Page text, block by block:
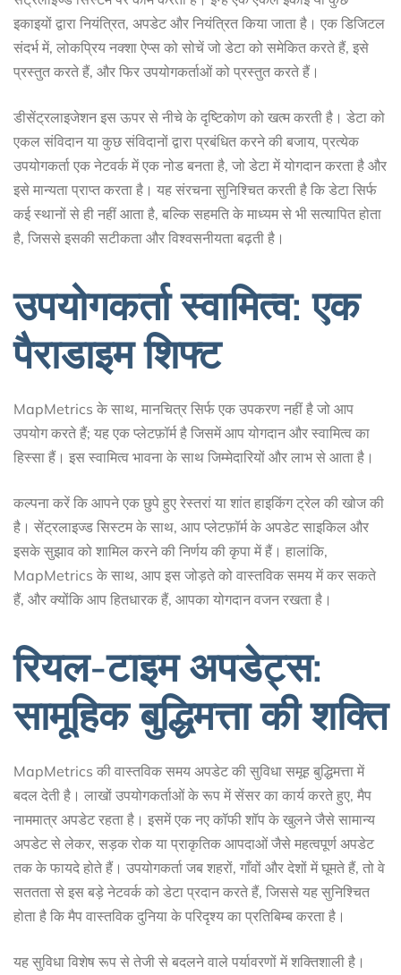
इकाइयों द्वारा नियंत्रित, अपडेट और नियंत्रित किया जाता है। एक डिजिटल
संदर्भ में, लोकप्रिय नक्शा ऐप्स को सोचें जो डेटा को समेकित करते हैं, इसे
प्रस्तुत करते हैं, और फिर उपयोगकर्ताओं को प्रस्तुत करते हैं।
डीसेंट्रलाइजेशन इस ऊपर से नीचे के दृष्टिकोण को खत्म करती है। डेटा को
एकल संविदान या कुछ संविदानों द्वारा प्रबंधित करने की बजाय, प्रत्येक
उपयोगकर्ता एक नेटवर्क में एक नोड बनता है, जो डेटा में योगदान करता है और
इसे मान्यता प्राप्त करता है। यह संरचना सुनिश्चित करती है कि डेटा सिर्फ
कई स्थानों से ही नहीं आता है, बल्कि सहमति के माध्यम से भी सत्यापित होता
है, जिससे इसकी सटीकता और विश्वसनीयता बढ़ती है।
उपयोगकर्ता स्वामित्व: एक
पैराडाइम शिफ्ट
MapMetrics के साथ, मानचित्र सिर्फ एक उपकरण नहीं है जो आप
उपयोग करते हैं; यह एक प्लेटफ़ॉर्म है जिसमें आप योगदान और स्वामित्व का
हिस्सा हैं। इस स्वामित्व भावना के साथ जिम्मेदारियों और लाभ से आता है।
कल्पना करें कि आपने एक छुपे हुए रेस्तरां या शांत हाइकिंग ट्रेल की खोज की
है। सेंट्रलाइज्ड सिस्टम के साथ, आप प्लेटफ़ॉर्म के अपडेट साइकिल और
इसके सुझाव को शामिल करने की निर्णय की कृपा में हैं। हालांकि,
MapMetrics के साथ, आप इस जोड़ते को वास्तविक समय में कर सकते
हैं, और क्योंकि आप हितधारक हैं, आपका योगदान वजन रखता है।
रियल-टाइम अपडेट्स:
सामूहिक बुद्धिमत्ता की शक्ति
MapMetrics की वास्तविक समय अपडेट की सुविधा समूह बुद्धिमत्ता में
बदल देती है। लाखों उपयोगकर्ताओं के रूप में सेंसर का कार्य करते हुए, मैप
नाममात्र अपडेट रहता है। इसमें एक नए कॉफी शॉप के खुलने जैसे सामान्य
अपडेट से लेकर, सड़क रोक या प्राकृतिक आपदाओं जैसे महत्वपूर्ण अपडेट
तक के फायदे होते हैं। उपयोगकर्ता जब शहरों, गाँवों और देशों में घूमते हैं, तो वे
सततता से इस बड़े नेटवर्क को डेटा प्रदान करते हैं, जिससे यह सुनिश्चित
होता है कि मैप वास्तविक दुनिया के परिदृश्य का प्रतिबिम्ब करता है।
यह सुविधा विशेष रूप से तेजी से बदलने वाले पर्यावरणों में शक्तिशाली है।